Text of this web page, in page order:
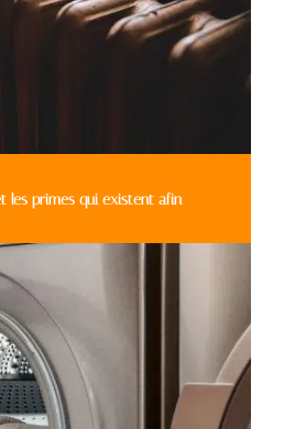
les primes qui existent afin